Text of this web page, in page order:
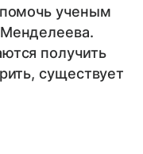
ученым
получить
существует